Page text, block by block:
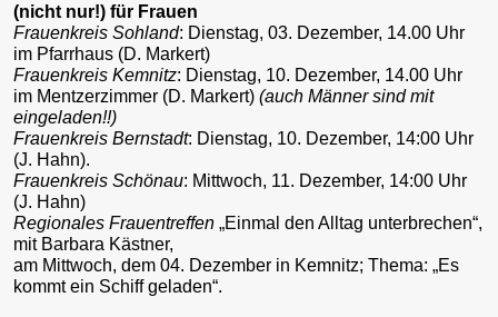
(nicht nur!) für Frauen
Frauenkreis Sohland: Dienstag, 03. Dezember, 14.00 Uhr
im Pfarrhaus (D. Markert)
Frauenkreis Kemnitz: Dienstag, 10. Dezember, 14.00 Uhr
im Mentzerzimmer (D. Markert) (auch Männer sind mit
eingeladen!!)
Frauenkreis Bernstadt: Dienstag, 10. Dezember, 14:00 Uhr
(J. Hahn).
Frauenkreis Schönau: Mittwoch, 11. Dezember, 14:00 Uhr
(J. Hahn)
Regionales Frauentreffen „Einmal den Alltag unterbrechen“,
mit Barbara Kästner,
am Mittwoch, dem 04. Dezember in Kemnitz; Thema: „Es
kommt ein Schiff geladen“.